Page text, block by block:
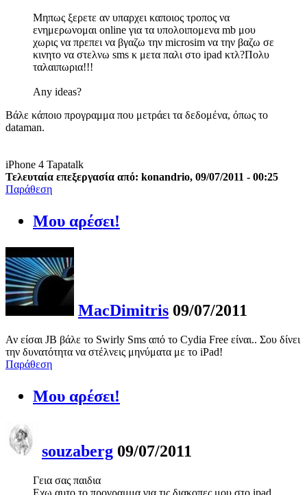
Μηπως ξερετε αν υπαρχει καποιος τροπος να
ενημερωνομαι online για τα υπολοιπομενα mb μου
χωρις να πρεπει να βγαζω την microsim να την βαζω σε
κινητο να στελνω sms κ μετα παλι στο ipad κτλ?Πολυ
ταλαιπωρια!!!
Any ideas?
Βάλε κάποιο προγραμμα που μετράει τα δεδομένα, όπως το
dataman.
iPhone 4 Tapatalk
Τελευταία επεξεργασία από: konandrio, 09/07/2011 - 00:25
Παράθεση
Μου αρέσει!
MacDimitris 09/07/2011
Αν είσαι JB βάλε το Swirly Sms από το Cydia Free είναι.. Σου δίνει
την δυνατότητα να στέλνεις μηνύματα με το iPad!
Παράθεση
Μου αρέσει!
souzaberg 09/07/2011
Γεια σας παιδια